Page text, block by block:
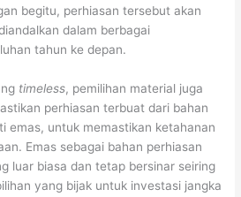
begitu, perhiasan tersebut akan
dalam berbagai
tahun ke depan.
timeless, pemilihan material juga
perhiasan terbuat dari bahan
emas, untuk memastikan ketahanan
Emas sebagai bahan perhiasan
luar biasa dan tetap bersinar seiring
yang bijak untuk investasi jangka